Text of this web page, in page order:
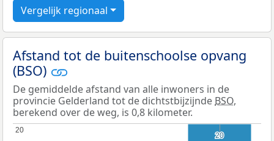
Vergelijk regionaal
Afstand tot de buitenschoolse opvang
(BSO)
De gemiddelde afstand van alle inwoners in de
provincie Gelderland tot de dichtstbijzijnde BSO,
berekend over de weg, is 0,8 kilometer.
20
20
20
20